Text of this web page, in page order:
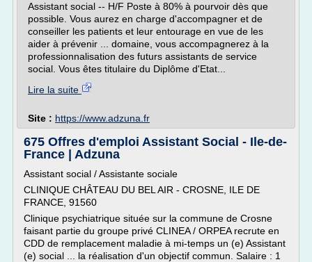
Assistant social -- H/F Poste à 80% à pourvoir dès que
possible. Vous aurez en charge d'accompagner et de
conseiller les patients et leur entourage en vue de les
aider à prévenir ... domaine, vous accompagnerez à la
professionnalisation des futurs assistants de service
social. Vous êtes titulaire du Diplôme d'Etat...
Lire la suite
Site : https://www.adzuna.fr
675 Offres d'emploi Assistant Social - Ile-de-
France | Adzuna
Assistant social / Assistante sociale
CLINIQUE CHÂTEAU DU BEL AIR - CROSNE, ILE DE
FRANCE, 91560
Clinique psychiatrique située sur la commune de Crosne
faisant partie du groupe privé CLINEA / ORPEA recrute en
CDD de remplacement maladie à mi-temps un (e) Assistant
(e) social ... la réalisation d'un objectif commun. Salaire : 1